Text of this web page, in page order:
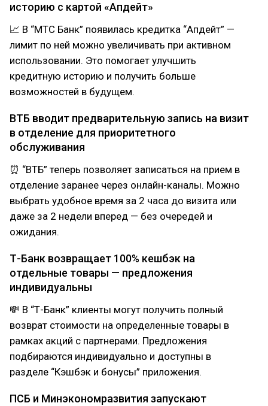
историю с картой «Апдейт»
📈 В “МТС Банк” появилась кредитка “Апдейт” —
лимит по ней можно увеличивать при активном
использовании. Это помогает улучшить
кредитную историю и получить больше
возможностей в будущем.
ВТБ вводит предварительную запись на визит
в отделение для приоритетного
обслуживания
⏰ “ВТБ” теперь позволяет записаться на прием в
отделение заранее через онлайн-каналы. Можно
выбрать удобное время за 2 часа до визита или
даже за 2 недели вперед — без очередей и
ожидания.
Т-Банк возвращает 100% кешбэк на
отдельные товары — предложения
индивидуальны
💸 В “Т-Банк” клиенты могут получить полный
возврат стоимости на определенные товары в
рамках акций с партнерами. Предложения
подбираются индивидуально и доступны в
разделе “Кэшбэк и бонусы” приложения.
ПСБ и Минэкономразвития запускают